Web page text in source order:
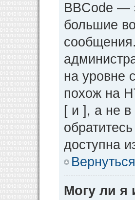
BBCode —
большие
на уровне
похож на
[ и ], а не
доступна
Могу ли я